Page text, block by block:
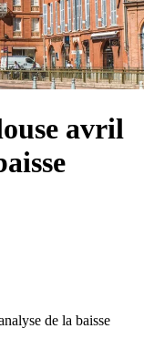
avril
de la baisse